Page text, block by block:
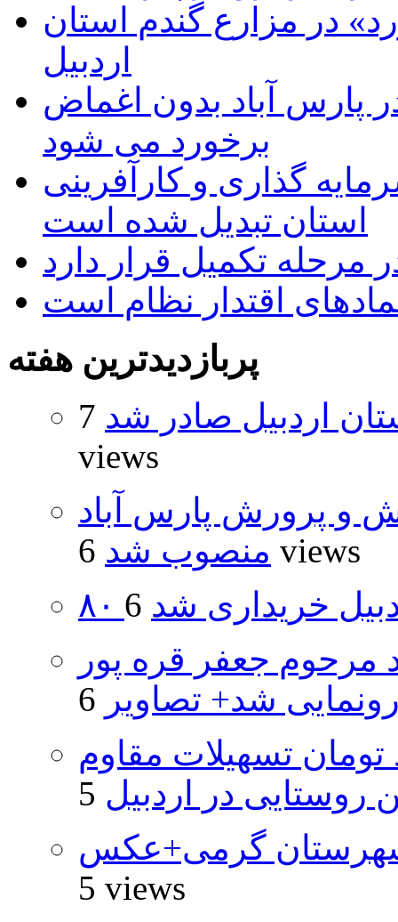
در مزارع گندم استان
اردبیل
پارس آباد بدون اغماض
برخورد می شود
گذاری و کارآفرینی
استان تبدیل شده است
مرحله تکمیل قرار دارد
اقتدار نظام است
پربازدیدترین هفته
اردبیل صادر شد 7
views
و پرورش پارس آباد
منصوب شد 6 views
خریداری شد
مرحوم جعفر قره پور
شد+ تصاویر
و ۴۸۰ میلیارد تومان تسهیلات مقاوم
در اردبیل
گرمی+عکس
5 views